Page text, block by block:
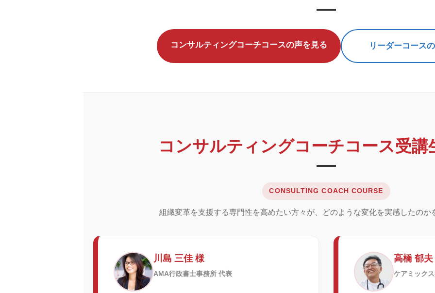
コンサルティングコーチコースの声を見る リーダーコース
コンサルティングコーチコース受講
CONSULTING COACH COURSE
組織変革を支援する専門性を高めたい方々が、どのような変化を実感したのか
川島 三佳 様
AMA行政書士事務所 代表
高橋 郁夫
ケアミック